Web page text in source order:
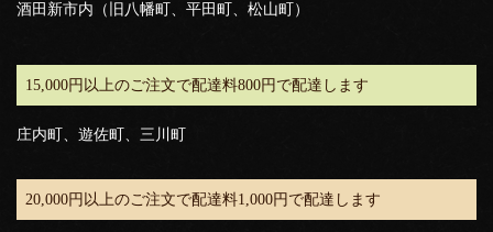
酒田新市内（旧八幡町、平田町、松山町）
15,000円以上のご注文で配達料800円で配達します
庄内町、遊佐町、三川町
20,000円以上のご注文で配達料1,000円で配達します